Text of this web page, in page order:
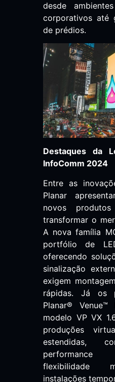
desde
corporativos até
de prédios.
Destaques da
InfoComm 2024
Entre as
Planar
novos
transformar o
A nova família
portfólio de
oferecendo
sinalização
exigem
rápidas. Já os
Planar®
modelo VP VX
produções
estendidas,
flexibilidade
instalações